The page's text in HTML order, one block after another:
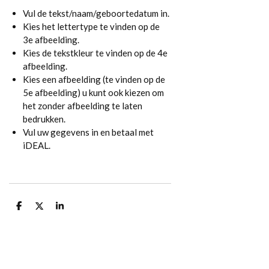
Vul de tekst/naam/geboortedatum in.
Kies het lettertype te vinden op de
3e afbeelding.
Kies de tekstkleur te vinden op de 4e
afbeelding.
Kies een afbeelding (te vinden op de
5e afbeelding) u kunt ook kiezen om
het zonder afbeelding te laten
bedrukken.
Vul uw gegevens in en betaal met
iDEAL.
D
D
S